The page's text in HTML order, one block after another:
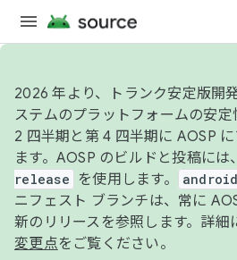
2026 年より、トランク安定版開
ステムのプラットフォームの安
2 四半期と第 4 四半期に AOSP
ます。AOSP のビルドと投稿には、
release
を使用します。
ニフェスト ブランチは、常に
新のリリースを参照します。詳細
変更点をご覧ください。